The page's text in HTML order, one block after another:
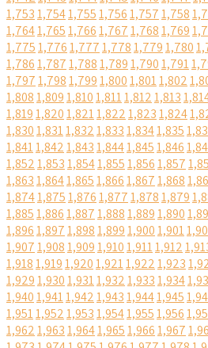
1,7531,7541,7551,7561,7571,758
1,7641,7651,7661,7671,7681,769
1,7751,7761,7771,7781,7791,780
1,7861,7871,7881,7891,7901,791
1,7971,7981,7991,8001,8011,802
1,8081,8091,8101,8111,8121,813
1,8191,8201,8211,8221,8231,824
1,8301,8311,8321,8331,8341,835
1,8411,8421,8431,8441,8451,846
1,8521,8531,8541,8551,8561,857
1,8631,8641,8651,8661,8671,868
1,8741,8751,8761,8771,8781,879
1,8851,8861,8871,8881,8891,890
1,8961,8971,8981,8991,9001,901
1,9071,9081,9091,9101,9111,912
1,9181,9191,9201,9211,9221,923
1,9291,9301,9311,9321,9331,934
1,9401,9411,9421,9431,9441,945
1,9511,9521,9531,9541,9551,956
1,9621,9631,9641,9651,9661,967